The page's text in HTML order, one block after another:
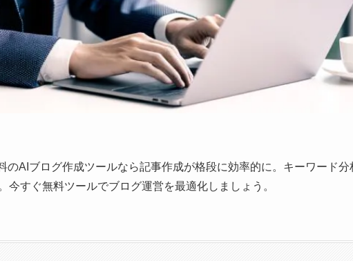
のAIブログ作成ツールなら記事作成が格段に効率的に。キーワード分
今すぐ無料ツールでブログ運営を最適化しましょう。